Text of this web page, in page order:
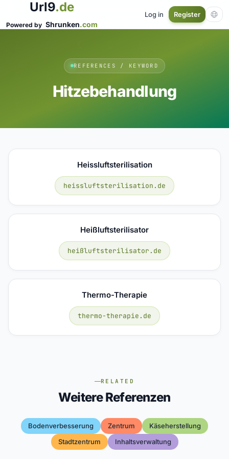
Url9.de
Powered by Shrunken.com
Log in Register
REFERENCES / KEYWORD
Hitzebehandlung
Heissluftsterilisation
heissluftsterilisation.de
Heißluftsterilisator
heißluftsterilisator.de
Thermo-Therapie
thermo-therapie.de
RELATED
Weitere Referenzen
Bodenverbesserung Zentrum
Käseherstellung
Stadtzentrum
Inhaltsverwaltung